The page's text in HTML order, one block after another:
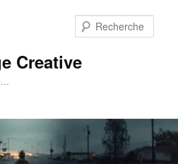
Creative